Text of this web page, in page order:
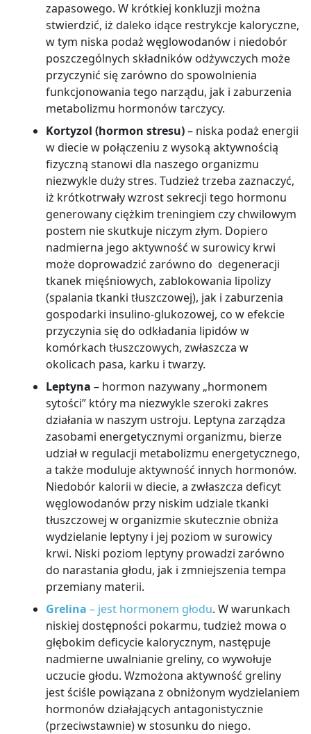
zapasowego. W krótkiej konkluzji można
stwierdzić, iż daleko idące restrykcje kaloryczne,
w tym niska podaż węglowodanów i niedobór
poszczególnych składników odżywczych może
przyczynić się zarówno do spowolnienia
funkcjonowania tego narządu, jak i zaburzenia
metabolizmu hormonów tarczycy.
Kortyzol (hormon stresu)– niska podaż energii
w diecie w połączeniu z wysoką aktywnością
fizyczną stanowi dla naszego organizmu
niezwykle duży stres. Tudzież trzeba zaznaczyć,
iż krótkotrwały wzrost sekrecji tego hormonu
generowany ciężkim treningiem czy chwilowym
postem nie skutkuje niczym złym. Dopiero
nadmierna jego aktywność w surowicy krwi
może doprowadzić zarówno do degeneracji
tkanek mięśniowych, zablokowania lipolizy
(spalania tkanki tłuszczowej), jak i zaburzenia
gospodarki insulino-glukozowej, co w efekcie
przyczynia się do odkładania lipidów w
komórkach tłuszczowych, zwłaszcza w
okolicach pasa, karku i twarzy.
Leptyna – hormon nazywany „hormonem
sytości” który ma niezwykle szeroki zakres
działania w naszym ustroju. Leptyna zarządza
zasobami energetycznymi organizmu, bierze
udział w regulacji metabolizmu energetycznego,
a także moduluje aktywność innych hormonów.
Niedobór kalorii w diecie, a zwłaszcza deficyt
węglowodanów przy niskim udziale tkanki
tłuszczowej w organizmie skutecznie obniża
wydzielanie leptyny i jej poziom w surowicy
krwi. Niski poziom leptyny prowadzi zarówno
do narastania głodu, jak i zmniejszenia tempa
przemiany materii.
Grelina – jest hormonem głodu. W warunkach
niskiej dostępności pokarmu, tudzież mowa o
głębokim deficycie kalorycznym, następuje
nadmierne uwalnianie greliny, co wywołuje
uczucie głodu. Wzmożona aktywność greliny
jest ściśle powiązana z obniżonym wydzielaniem
hormonów działających antagonistycznie
(przeciwstawnie) w stosunku do niego.